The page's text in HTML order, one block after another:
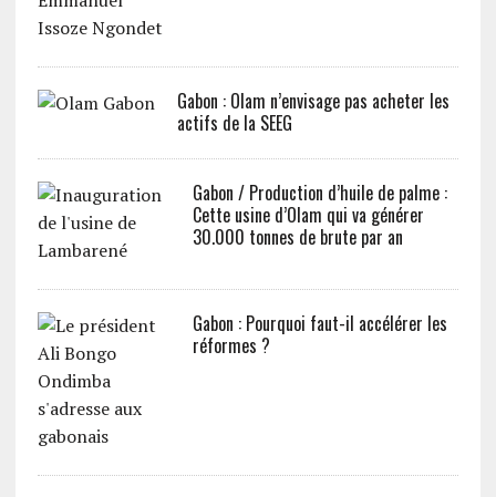
Gabon : Olam n’envisage pas acheter les
actifs de la SEEG
Gabon / Production d’huile de palme :
Cette usine d’Olam qui va générer
30.000 tonnes de brute par an
Gabon : Pourquoi faut-il accélérer les
réformes ?